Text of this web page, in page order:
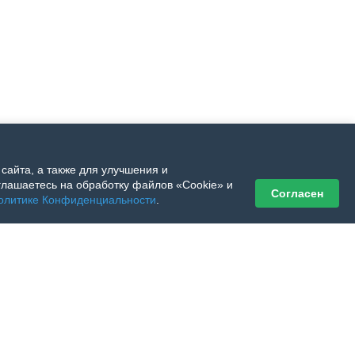
а также для улучшения и
на обработку файлов «Cookie» и
Конфиденциальности Согласен